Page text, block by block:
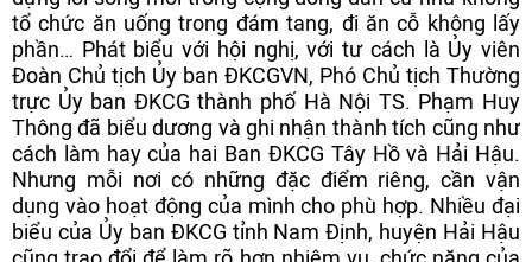
tổ chức ăn uống trong đám tang, đi ăn cỗ không lấy
phần… Phát biểu với hội nghị, với tư cách là Ủy viên
Đoàn Chủ tịch Ủy ban ĐKCGVN, Phó Chủ tịch Thường
trực Ủy ban ĐKCG thành phố Hà Nội TS. Phạm Huy
Thông đã biểu dương và ghi nhận thành tích cũng như
cách làm hay của hai Ban ĐKCG Tây Hồ và Hải Hậu.
Nhưng mỗi nơi có những đặc điểm riêng, cần vận
dụng vào hoạt động của mình cho phù hợp. Nhiều đại
biểu của Ủy ban ĐKCG tỉnh Nam Định, huyện Hải Hậu